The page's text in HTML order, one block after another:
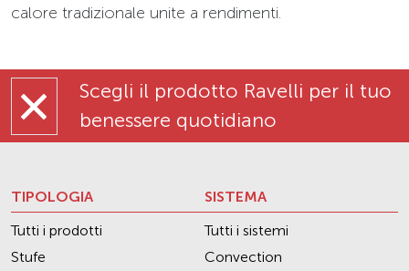
calore tradizionale unite a rendimenti.
Scegli il prodotto Ravelli per il tuo
benessere quotidiano
TIPOLOGIA
Tutti i prodotti
Stufe
SISTEMA
Tutti i sistemi
Convection